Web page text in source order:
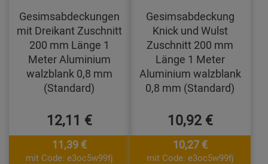
Gesimsabdeckungen
mit Dreikant Zuschnitt
200 mm Länge 1
Meter Aluminium
walzblank 0,8 mm
(Standard)
12,11 €
11,39 €
mit Code: e3oc5w99fj
Gesimsabdeckung
Knick und Wulst
Zuschnitt 200 mm
Länge 1 Meter
Aluminium walzblank
0,8 mm (Standard)
10,92 €
10,27 €
mit Code: e3oc5w99fj